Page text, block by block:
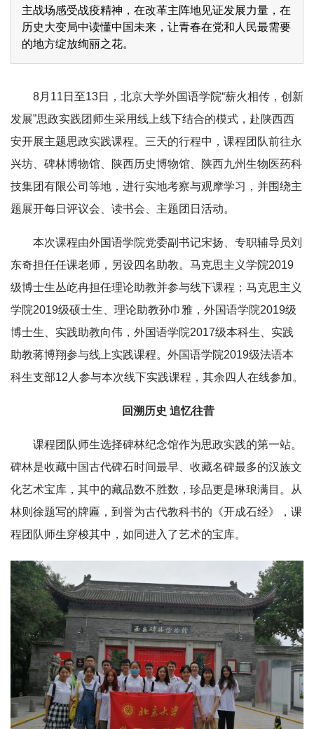
主战场感受战疫精神，在改革主阵地见证发展力量，在
历史大变局中读懂中国未来，让青春在党和人民最需要
的地方绽放绚丽之花。
8月11日至13日，北京大学外国语学院“薪火相传，创新
发展”思政实践团师生采用线上线下结合的模式，赴陕西西
安开展主题思政实践课程。三天的行程中，课程团队前往永
兴坊、碑林博物馆、陕西历史博物馆、陕西九州生物医药科
技集团有限公司等地，进行实地考察与观摩学习，并围绕主
题展开每日评议会、读书会、主题团日活动。
本次课程由外国语学院党委副书记宋扬、专职辅导员刘
东奇担任任课老师，另设四名助教。马克思主义学院2019
级博士生丛屹冉担任理论助教并参与线下课程；马克思主义
学院2019级硕士生、理论助教孙巾雅，外国语学院2019级
博士生、实践助教向伟，外国语学院2017级本科生、实践
助教蒋博翔参与线上实践课程。外国语学院2019级法语本
科生支部12人参与本次线下实践课程，其余四人在线参加。
回溯历史 追忆往昔
课程团队师生选择碑林纪念馆作为思政实践的第一站。
碑林是收藏中国古代碑石时间最早、收藏名碑最多的汉族文
化艺术宝库，其中的藏品数不胜数，珍品更是琳琅满目。从
林则徐题写的牌匾，到誉为古代教科书的《开成石经》，课
程团队师生穿梭其中，如同进入了艺术的宝库。